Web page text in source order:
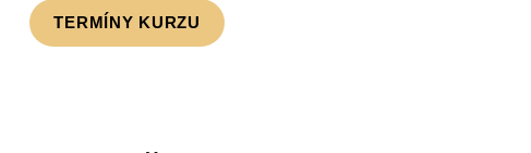
TERMÍNY KURZU